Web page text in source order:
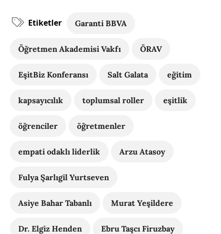
Etiketler Garanti BBVA
Öğretmen Akademisi Vakfı ÖRAV
EşitBiz Konferansı Salt Galata eğitim
kapsayıcılık toplumsal roller eşitlik
öğrenciler öğretmenler
empati odaklı liderlik Arzu Atasoy
Fulya Şarlıgil Yurtseven
Asiye Bahar Tabanlı Murat Yeşildere
Dr. Elgiz Henden Ebru Taşcı Firuzbay